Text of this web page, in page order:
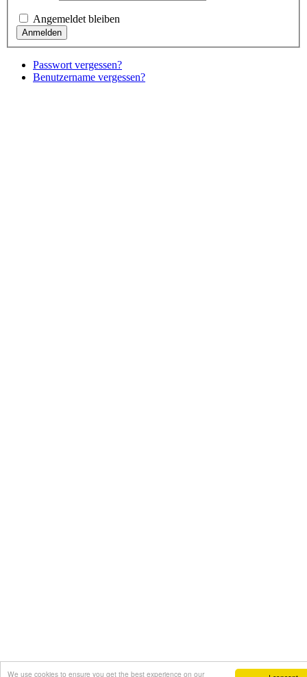
We use cookies to ensure you get the best experience on our
Angemeldet bleiben
Passwort vergessen?
Benutzername vergessen?